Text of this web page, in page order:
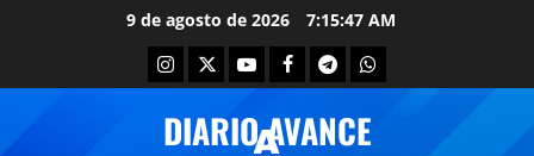
9 de agosto de 2026 7:15:47 AM
DIARIO AVANCE